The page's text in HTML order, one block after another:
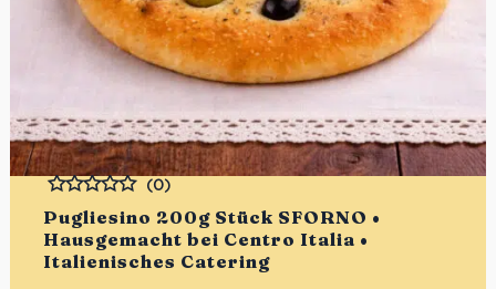
Pugliesino 200g Stück SFORNO •
Hausgemacht bei Centro Italia •
Italienisches Catering
Bewertet
(0)